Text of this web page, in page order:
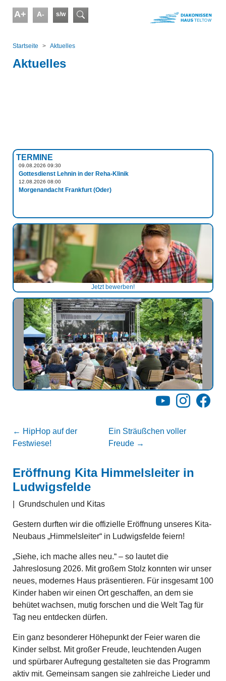
A+ A- s/w Suchformular
Startseite
Aktuelles
Aktuelles
TERMINE
09.08.2026 09:30
Gottesdienst Lehnin in der Reha-Klinik
12.08.2026 08:00
Morgenandacht Frankfurt (Oder)
Jetzt bewerben!
YouTubeInstagram
← HipHop auf der
Festwiese!
Ein Sträußchen voller
Freude →
Eröffnung Kita Himmelsleiter in
Ludwigsfelde
Grundschulen und Kitas
Gestern durften wir die offizielle Eröffnung unseres Kita-
Neubaus „Himmelsleiter“ in Ludwigsfelde feiern!
„Siehe, ich mache alles neu.“ – so lautet die
Jahreslosung 2026. Mit großem Stolz konnten wir unser
neues, modernes Haus präsentieren. Für insgesamt 100
Kinder haben wir einen Ort geschaffen, an dem sie
behütet wachsen, mutig forschen und die Welt Tag für
Tag neu entdecken dürfen.
Ein ganz besonderer Höhepunkt der Feier waren die
Kinder selbst. Mit großer Freude, leuchtenden Augen
und spürbarer Aufregung gestalteten sie das Programm
aktiv mit. Gemeinsam sangen sie zahlreiche Lieder und